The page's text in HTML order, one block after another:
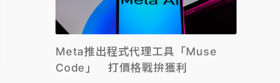
Meta推出程式代理工具「Muse
Code」 打價格戰拚獲利